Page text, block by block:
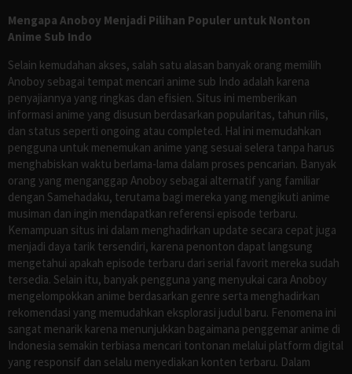
Mengapa Anoboy Menjadi Pilihan Populer untuk Nonton
Anime Sub Indo
Selain kemudahan akses, salah satu alasan banyak orang memilih
Anoboy sebagai tempat mencari anime sub Indo adalah karena
penyajiannya yang ringkas dan efisien. Situs ini memberikan
informasi anime yang disusun berdasarkan popularitas, tahun rilis,
dan status seperti ongoing atau completed. Hal ini memudahkan
pengguna untuk menemukan anime yang sesuai selera tanpa harus
menghabiskan waktu berlama-lama dalam proses pencarian. Banyak
orang yang menganggap Anoboy sebagai alternatif yang familiar
dengan Samehadaku, terutama bagi mereka yang mengikuti anime
musiman dan ingin mendapatkan referensi episode terbaru.
Kemampuan situs ini dalam menghadirkan update secara cepat juga
menjadi daya tarik tersendiri, karena penonton dapat langsung
mengetahui apakah episode terbaru dari serial favorit mereka sudah
tersedia. Selain itu, banyak pengguna yang menyukai cara Anoboy
mengelompokkan anime berdasarkan genre serta menghadirkan
rekomendasi yang memudahkan eksplorasi judul baru. Fenomena ini
sangat menarik karena menunjukkan bagaimana penggemar anime di
Indonesia semakin terbiasa mencari tontonan melalui platform digital
yang responsif dan selalu menyediakan konten terbaru. Dalam